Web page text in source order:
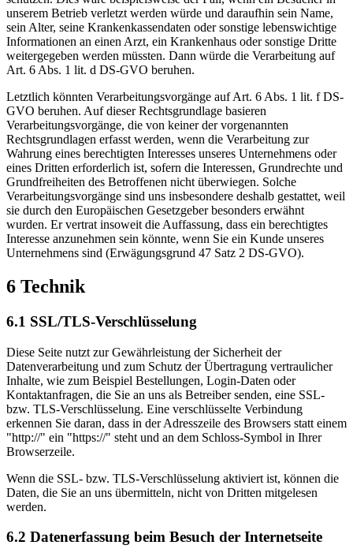
unserem Betrieb verletzt werden würde und daraufhin sein Name,
sein Alter, seine Krankenkassendaten oder sonstige lebenswichtige
Informationen an einen Arzt, ein Krankenhaus oder sonstige Dritte
weitergegeben werden müssten. Dann würde die Verarbeitung auf
Art. 6 Abs. 1 lit. d DS-GVO beruhen.
Letztlich könnten Verarbeitungsvorgänge auf Art. 6 Abs. 1 lit. f DS-
GVO beruhen. Auf dieser Rechtsgrundlage basieren
Verarbeitungsvorgänge, die von keiner der vorgenannten
Rechtsgrundlagen erfasst werden, wenn die Verarbeitung zur
Wahrung eines berechtigten Interesses unseres Unternehmens oder
eines Dritten erforderlich ist, sofern die Interessen, Grundrechte und
Grundfreiheiten des Betroffenen nicht überwiegen. Solche
Verarbeitungsvorgänge sind uns insbesondere deshalb gestattet, weil
sie durch den Europäischen Gesetzgeber besonders erwähnt
wurden. Er vertrat insoweit die Auffassung, dass ein berechtigtes
Interesse anzunehmen sein könnte, wenn Sie ein Kunde unseres
Unternehmens sind (Erwägungsgrund 47 Satz 2 DS-GVO).
6 Technik
6.1 SSL/TLS-Verschlüsselung
Diese Seite nutzt zur Gewährleistung der Sicherheit der
Datenverarbeitung und zum Schutz der Übertragung vertraulicher
Inhalte, wie zum Beispiel Bestellungen, Login-Daten oder
Kontaktanfragen, die Sie an uns als Betreiber senden, eine SSL-
bzw. TLS-Verschlüsselung. Eine verschlüsselte Verbindung
erkennen Sie daran, dass in der Adresszeile des Browsers statt einem
"http://" ein "https://" steht und an dem Schloss-Symbol in Ihrer
Browserzeile.
Wenn die SSL- bzw. TLS-Verschlüsselung aktiviert ist, können die
Daten, die Sie an uns übermitteln, nicht von Dritten mitgelesen
werden.
6.2 Datenerfassung beim Besuch der Internetseite